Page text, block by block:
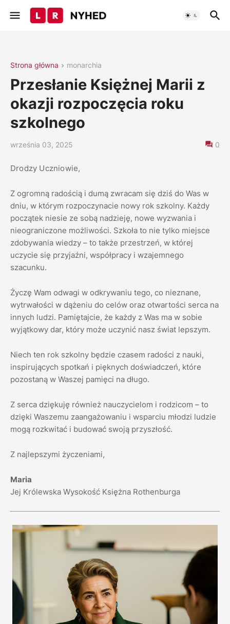
Strona główna monarchia
Przesłanie Księżnej Marii z
okazji rozpoczęcia roku
szkolnego
września 03, 2025 0
Drodzy Uczniowie,
Z ogromną radością i dumą zwracam się dziś do Was w
dniu, w którym rozpoczynacie nowy rok szkolny. Każdy
początek niesie ze sobą nadzieję, nowe wyzwania i
nieograniczone możliwości. Szkoła to nie tylko miejsce
zdobywania wiedzy – to także przestrzeń, w której
uczycie się przyjaźni, współpracy i wzajemnego
szacunku.
Życzę Wam odwagi w odkrywaniu tego, co nieznane,
wytrwałości w dążeniu do celów oraz otwartości serca na
innych ludzi. Pamiętajcie, że każdy z Was ma w sobie
wyjątkowy dar, który może uczynić nasz świat lepszym.
Niech ten rok szkolny będzie czasem radości z nauki,
inspirujących spotkań i pięknych doświadczeń, które
pozostaną w Waszej pamięci na długo.
Z serca dziękuję również nauczycielom i rodzicom – to
dzięki Waszemu zaangażowaniu i wsparciu młodzi ludzie
mogą rozkwitać i budować swoją przyszłość.
Z najlepszymi życzeniami,
Maria
Jej Królewska Wysokość Księżna Rothenburga